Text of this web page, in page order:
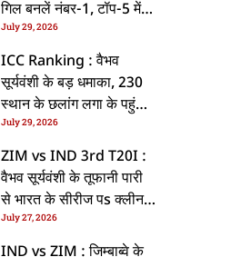
गिल बनलें नंबर-1, टॉप-5 में
भारत के तीन बल्लेबाज
July 29, 2026
ICC Ranking : वैभव
सूर्यवंशी के बड़ धमाका, 230
स्थान के छलांग लगा के पहुंचलें
48वां नंबर पs
July 29, 2026
ZIM vs IND 3rd T20I :
वैभव सूर्यवंशी के तूफानी पारी
से भारत के सीरीज पs क्लीन
स्वीप, जिम्बाब्वे 35 रन से
हारल
July 27, 2026
IND vs ZIM : जिम्बाब्वे के